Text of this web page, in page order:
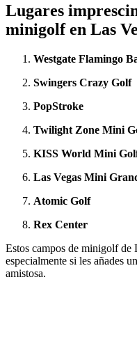
Lugares
minigolf en Las
Westgate Flamingo
Swingers Crazy Golf
PopStroke
Twilight Zone Mini
KISS World Mini
Las Vegas Mini
Atomic Golf
Rex Center
Estos campos de minigolf de
especialmente si les añades
amistosa.